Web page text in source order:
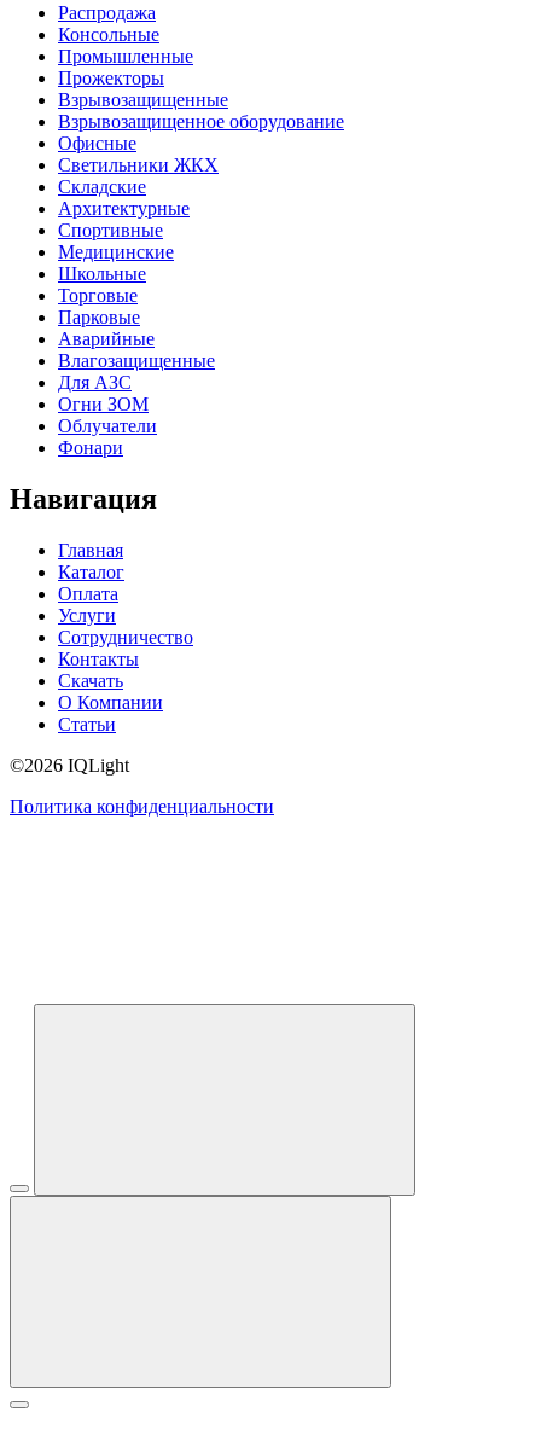
Распродажа
Консольные
Промышленные
Прожекторы
Взрывозащищенные
Взрывозащищенное оборудование
Офисные
Cветильники ЖКХ
Складские
Архитектурные
Спортивные
Медицинские
Школьные
Торговые
Парковые
Аварийные
Влагозащищенные
Для АЗС
Огни ЗОМ
Облучатели
Фонари
Навигация
Главная
Каталог
Оплата
Услуги
Сотрудничество
Контакты
Скачать
О Компании
Статьи
©2026 IQLight
Политика конфиденциальности